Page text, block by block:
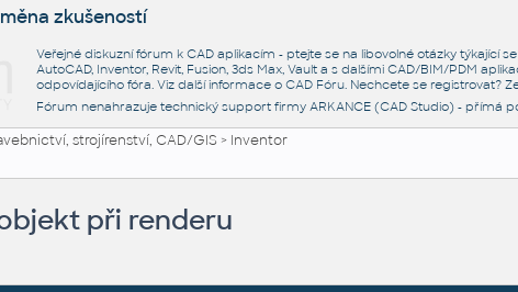
zkušeností
Veřejné diskuzní fórum k CAD aplikacím - ptejte se na libovolné otázky týkající
AutoCAD, Inventor, Revit, Fusion, 3ds Max, Vault a s dalšími CAD/BIM/PDM
odpovídajícího fóra. Viz další informace o CAD Fóru. Nechcete se registrovat?
Fórum nenahrazuje technický support firmy ARKANCE (CAD Studio) - přímá
strojírenství, CAD/GIS> Inventor
při renderu